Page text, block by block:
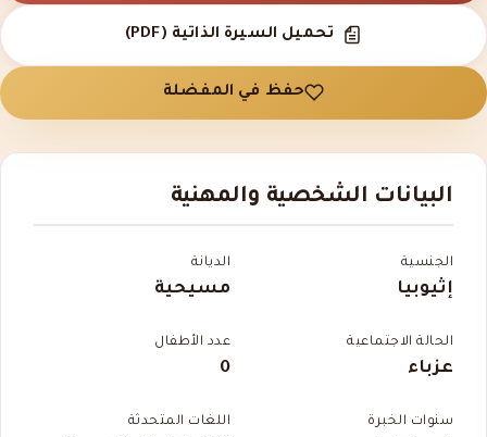
تحميل السيرة الذاتية (PDF)
حفظ في المفضلة
البيانات الشخصية والمهنية
الجنسية
إثيوبيا
الديانة
مسيحية
الحالة الاجتماعية
عزباء
عدد الأطفال
0
سنوات الخبرة اللغات المتحدثة